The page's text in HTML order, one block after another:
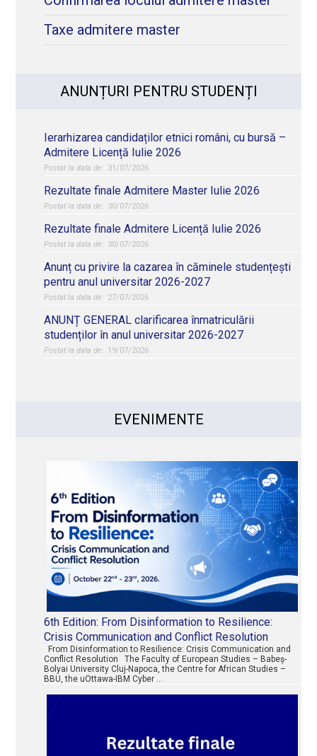
Taxe admitere master
ANUNȚURI PENTRU STUDENȚI
Ierarhizarea candidaților etnici români, cu bursă –
Admitere Licență Iulie 2026
31/07/2026
Rezultate finale Admitere Master Iulie 2026
30/07/2026
Rezultate finale Admitere Licență Iulie 2026
30/07/2026
Anunț cu privire la cazarea în căminele studențești
pentru anul universitar 2026-2027
27/07/2026
ANUNȚ GENERAL clarificarea înmatriculării
studenților în anul universitar 2026-2027
19/07/2026
EVENIMENTE
6th Edition: From Disinformation to Resilience:
Crisis Communication and Conflict Resolution
From Disinformation to Resilience: Crisis Communication and
Conflict Resolution The Faculty of European Studies – Babeș-
Bolyai University Cluj-Napoca, the Centre for African Studies –
BBU, the uOttawa-IBM Cyber …